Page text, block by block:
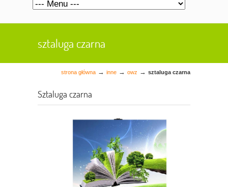
sztaluga czarna
strona główna → inne → owz → sztaluga czarna
Sztaluga czarna